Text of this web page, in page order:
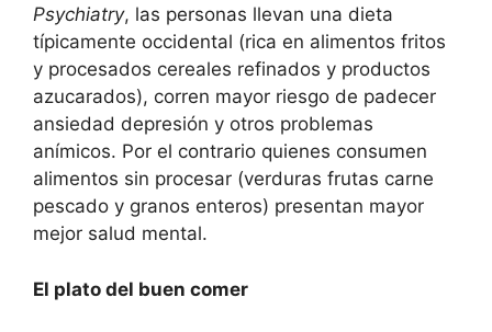
Psychiatry, las personas llevan una dieta
típicamente occidental (rica en alimentos fritos
y procesados cereales refinados y productos
azucarados), corren mayor riesgo de padecer
ansiedad depresión y otros problemas
anímicos. Por el contrario quienes consumen
alimentos sin procesar (verduras frutas carne
pescado y granos enteros) presentan mayor
mejor salud mental.
El plato del buen comer